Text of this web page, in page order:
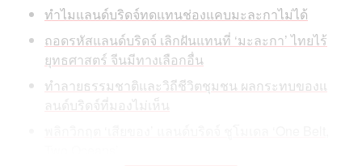
ทำไมแลนด์บริดจ์ทดแทนช่องแคบมะละกาไม่ได้
ถอดรหัสแลนด์บริดจ์ เลิกฝันแทนที่ ‘มะละกา’ ไทยไร้
ยุทธศาสตร์ จีนมีทางเลือกอื่น
ทำลายธรรมชาติและวิถีชีวิตชุมชน ผลกระทบของแ
ลนด์บริดจ์ที่มองไม่เห็น